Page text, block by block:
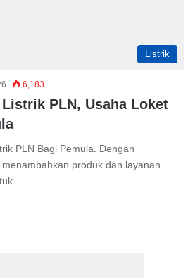
Listrik
6,183
PLN, Usaha Loket
PLN Bagi Pemula. Dengan
produk dan layanan